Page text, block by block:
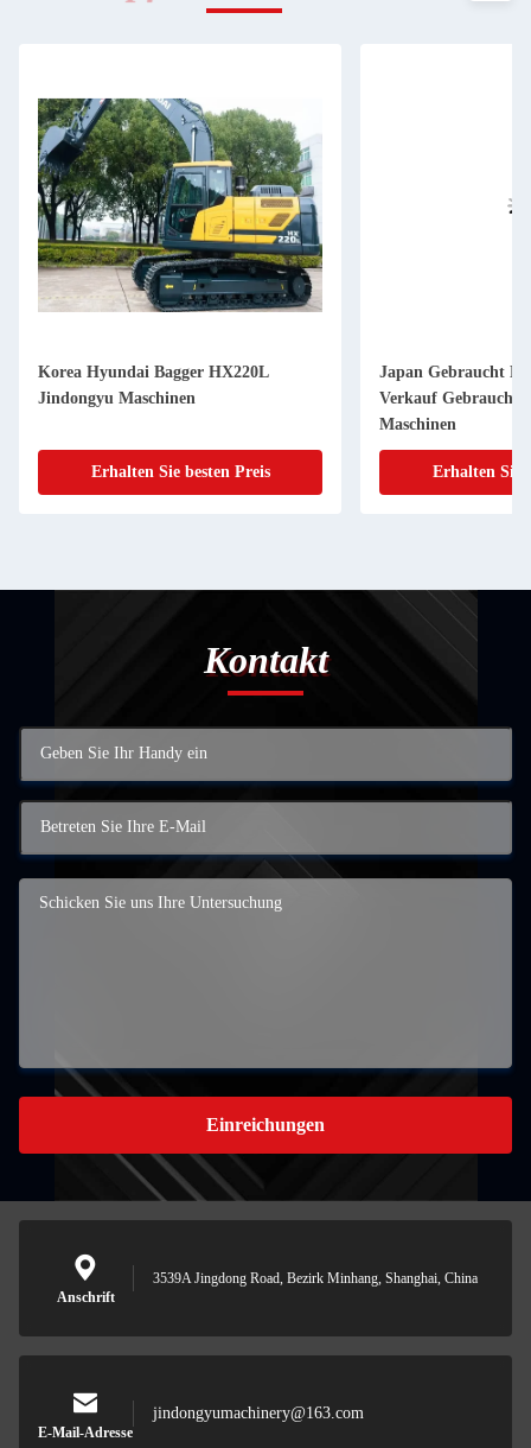
HX220L
besten Preis
Japan Gebraucht Kobelco Bagger zum
Verkauf Gebraucht SK200 Jindongyu
Erhalten Sie besten Preis
Kontakt
Einreichungen
Anschrift
3539A Jingdong Road, Bezirk Minhang, Shanghai, China
E-Mail-Adresse
jindongyumachinery@163.com